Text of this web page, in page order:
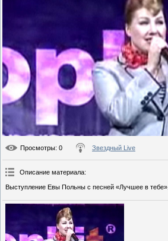
Просмотры: 0 Звездный Live
Описание материала:
Выступление Евы Польны с песней «Лучшее в тебе».